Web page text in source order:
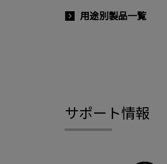
用途別製品一覧
サポート情報